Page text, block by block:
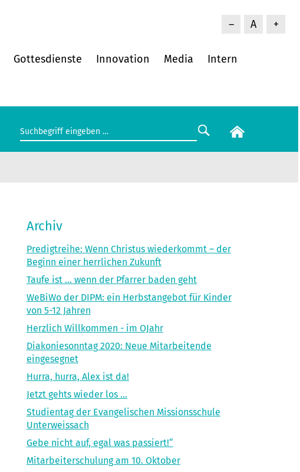
– A +
Gottesdienste Innovation Media Intern
Archiv
Predigtreihe: Wenn Christus wiederkommt – der
Beginn einer herrlichen Zukunft
Taufe ist ... wenn der Pfarrer baden geht
WeBiWo der DIPM: ein Herbst­angebot für Kinder
von 5-12 Jahren
Herzlich Willkommen - im OJahr
Diakoniesonntag 2020: Neue Mitarbeitende
eingesegnet
Hurra, hurra, Alex ist da!
Jetzt gehts wieder los ...
Studientag der Evangelischen Missionsschule
Unterweissach
Gebe nicht auf, egal was passiert!“
Mitarbeiterschulung am 10. Oktober